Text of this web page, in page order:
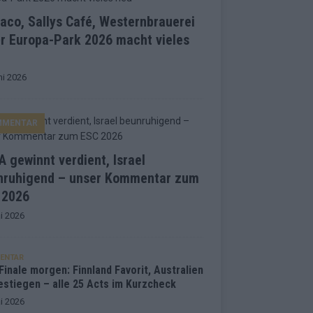
Sallys Café, Westernbrauerei
Europa-Park 2026 macht vieles
2026
gewinnt verdient, Israel
– unser Kommentar zum
2026
2026
morgen: Finnland Favorit, Australien
– alle 25 Acts im Kurzcheck
2026